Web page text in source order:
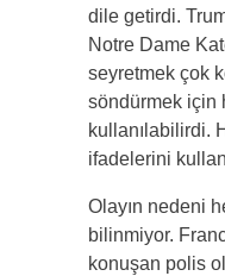
dile getirdi.
Notre Dame
seyretmek çok
söndürmek için
kullanılabilirdi.
ifadelerini
Olayın nedeni
bilinmiyor.
konuşan polis